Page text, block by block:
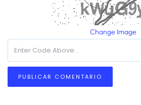
Change Image